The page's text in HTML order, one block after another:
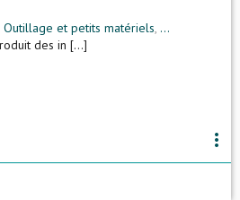
Outillage et petits matériels, ...
des in [...]
more_vert